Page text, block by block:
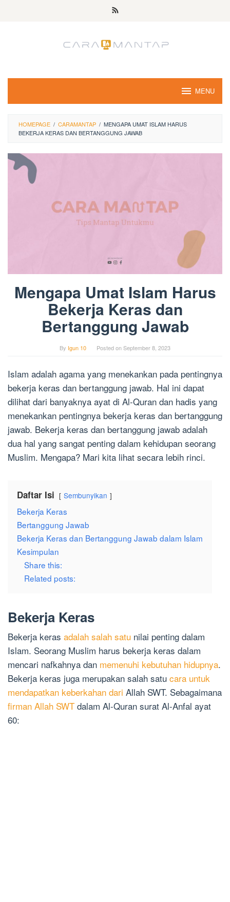
MENU
HOMEPAGE / CARAMANTAP / MENGAPA UMAT ISLAM HARUS
BEKERJA KERAS DAN BERTANGGUNG JAWAB
Mengapa Umat Islam Harus
Bekerja Keras dan
Bertanggung Jawab
By Igun 10 Posted onSeptember 8, 2023
Islam adalah agama yang menekankan pada pentingnya
bekerja keras dan bertanggung jawab. Hal ini dapat
dilihat dari banyaknya ayat di Al-Quran dan hadis yang
menekankan pentingnya bekerja keras dan bertanggung
jawab. Bekerja keras dan bertanggung jawab adalah
dua hal yang sangat penting dalam kehidupan seorang
Muslim. Mengapa? Mari kita lihat secara lebih rinci.
Daftar Isi Sembunyikan
Bekerja Keras
Bertanggung Jawab
Bekerja Keras dan Bertanggung Jawab dalam Islam
Kesimpulan
Share this:
Related posts:
Bekerja Keras
Bekerja keras adalah salah satu nilai penting dalam
Islam. Seorang Muslim harus bekerja keras dalam
mencari nafkahnya dan memenuhi kebutuhan hidupnya.
Bekerja keras juga merupakan salah satu cara untuk
mendapatkan keberkahan dari Allah SWT. Sebagaimana
firman Allah SWT dalam Al-Quran surat Al-Anfal ayat
60: